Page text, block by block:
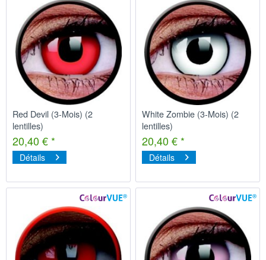
Red Devil (3-Mois) (2
lentilles)
20,40 € *
Détails
White Zombie (3-Mois) (2
lentilles)
20,40 € *
Détails